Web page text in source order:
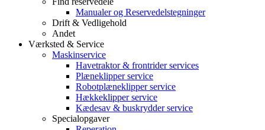
Manualer og Reservedelstegninger
Drift & Vedligehold
Andet
Værksted & Service
Maskinservice
Havetraktor & frontrider services
Plæneklipper service
Robotplæneklipper service
Hækkeklipper service
Kædesav & buskrydder service
Specialopgaver